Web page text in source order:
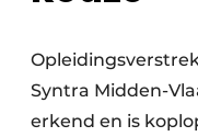
Syntra Midden-
erkend en is